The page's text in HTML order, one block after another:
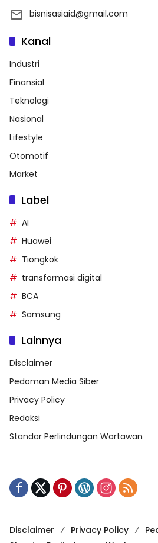
bisnisasiaid@gmail.com
Kanal
Industri
Finansial
Teknologi
Nasional
Lifestyle
Otomotif
Market
Label
AI
Huawei
Tiongkok
transformasi digital
BCA
Samsung
Lainnya
Disclaimer
Pedoman Media Siber
Privacy Policy
Redaksi
Standar Perlindungan Wartawan
Disclaimer Privacy Policy